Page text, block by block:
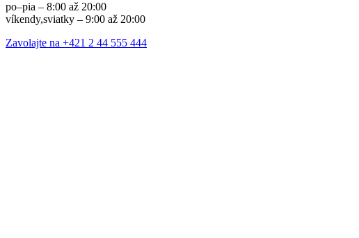
po–pia – 8:00 až 20:00
víkendy,sviatky – 9:00 až 20:00
Zavolajte na +421 2 44 555 444